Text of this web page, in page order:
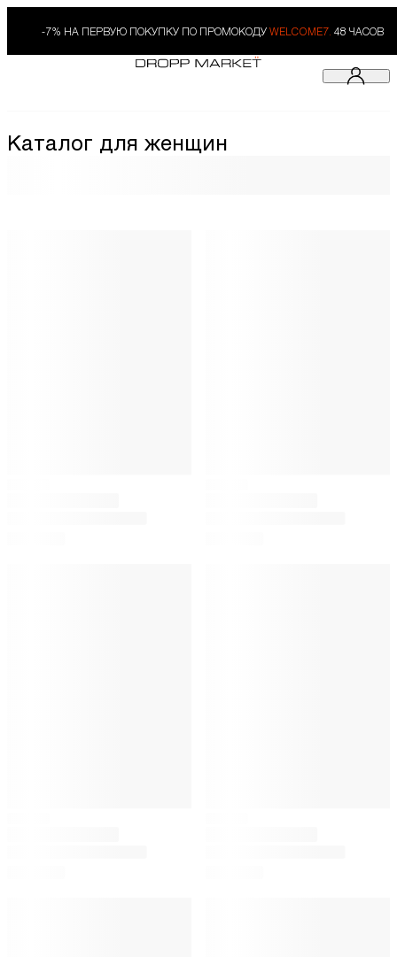
-7% НА ПЕРВУЮ ПОКУПКУ ПО ПРОМОКОДУ WELCOME7. 48 ЧАСОВ
Каталог для женщин